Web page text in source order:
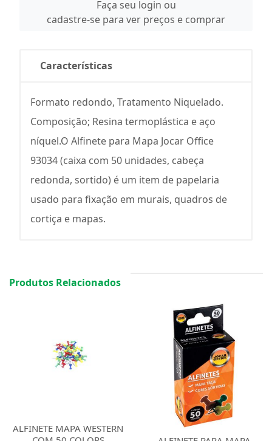
Faça seu login ou
cadastre-se para ver preços e comprar
Características
Formato redondo, Tratamento Niquelado.
Composição; Resina termoplástica e aço
níquel.O Alfinete para Mapa Jocar Office
93034 (caixa com 50 unidades, cabeça
redonda, sortido) é um item de papelaria
usado para fixação em murais, quadros de
cortiça e mapas.
Produtos Relacionados
ALFINETE MAPA WESTERN